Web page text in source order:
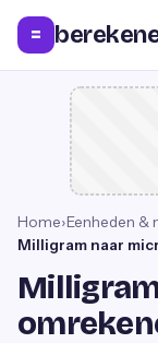
=
Home›Eenheden &
Milligram naar